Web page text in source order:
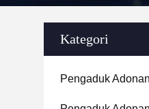
Kategori
Pengaduk